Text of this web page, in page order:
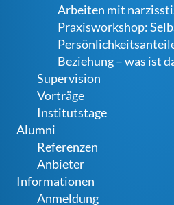
Arbeiten mit
Praxisworkshop:
Beziehung – was ist
Supervision
Vorträge
Institutstage
Alumni
Referenzen
Anbieter
Informationen
Anmeldung